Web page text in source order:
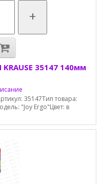
+
35147 140мм
35147Тип товара:
"Joy Ergo"Цвет: в